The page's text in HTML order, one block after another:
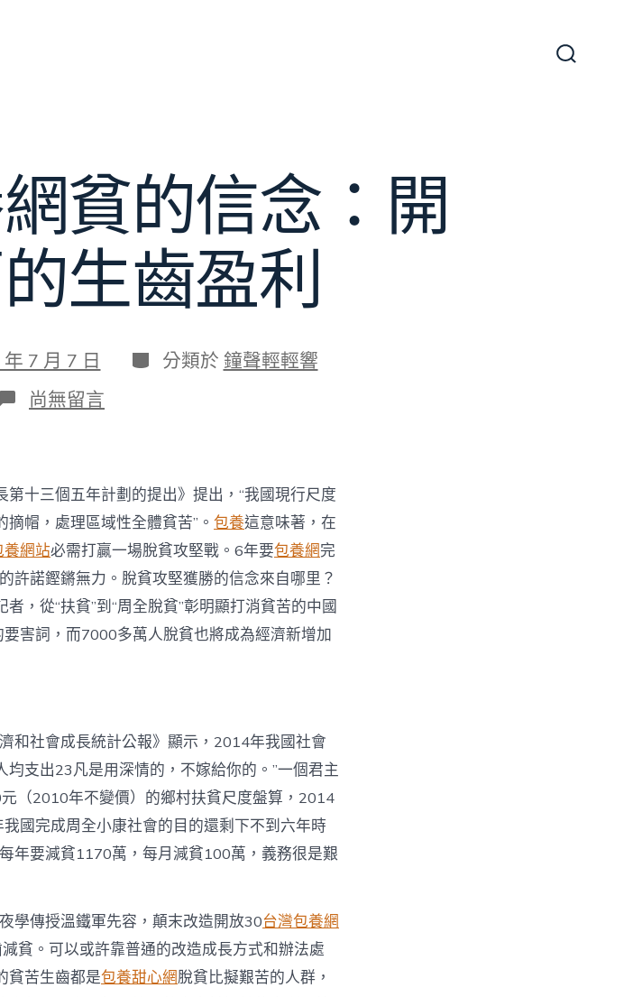
貧的信念：開
生齒盈利
7 月 7 日 分
類
分類於 鐘聲輕輕響
在
〈脫
包
養
網
貧
的
信
念：
開
釋
齒
盈
利〉
中
尚無留言
第十三個五年計劃的提出》提出，“我國現行尺度
帽，處理區域性全體貧苦”。 包養這意味著，在
養網站必需打贏一場脫貧攻堅戰。6年要包養網完
許諾鏗鏘無力。脫貧攻堅獲勝的信念來自哪里？
，從“扶貧”到“周全脫貧”彰明顯打消貧苦的中國
害詞，而7000多萬人脫貧也將成為經濟新增加
和社會成長統計公報》顯示，2014年我國社會
均支出23凡是用深情的，不嫁給你的。”一個君主
（2010年不變價）的鄉村扶貧尺度盤算，2014
國完成周全小康社會的目的還剩下不到六年時
年要減貧1170萬，每月減貧100萬，義務很是艱
學傳授溫鐵軍先容，顛末改造開放30台灣包養網
貧。可以或許靠普通的改造成長方式和辦法處
貧苦生齒都是包養甜心網脫貧比擬艱苦的人群，